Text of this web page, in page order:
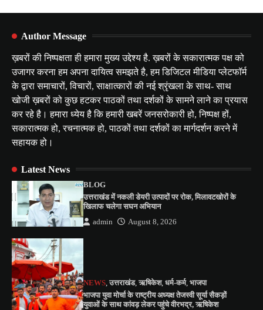
Author Message
ख़बरों की निष्पक्षता ही हमारा मुख्य उद्देश्य है. ख़बरों के सकारात्मक पक्ष को
उजागर करना हम अपना दायित्व समझते है, हम डिजिटल मीडिया प्लेटफॉर्म
के द्वारा समाचारों, विचारों, साक्षात्कारों की नई श्रृंखला के साथ- साथ
खोजी ख़बरों को कुछ हटकर पाठकों तथा दर्शकों के सामने लाने का प्रयास
कर रहे है। हमारा ध्येय है कि हमारी खबरें जनसरोकारी हो, निष्पक्ष हों,
सकारात्मक हो, रचनात्मक हो, पाठकों तथा दर्शकों का मार्गदर्शन करने में
सहायक हो।
Latest News
BLOG
उत्तराखंड में नकली डेयरी उत्पादों पर रोक, मिलावटखोरों के
खिलाफ चलेगा सघन अभियान
admin August 8, 2026
NEWS,उत्तराखंड,ऋषिकेश,धर्म-कर्म,भाजपा
भाजपा युवा मोर्चा के राष्ट्रीय अध्यक्ष तेजस्वी सूर्या सैकड़ों
युवाओं के साथ कांवड़ लेकर पहुंचे वीरभद्र, ऋषिकेश